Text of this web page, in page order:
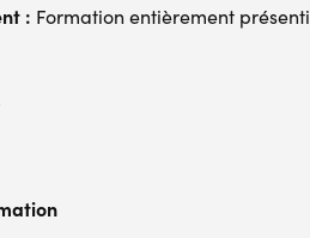
: Formation entièrement